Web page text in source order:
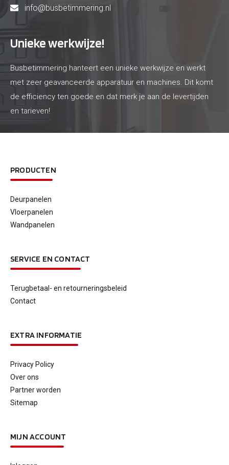
info@busbetimmering.nl
Unieke werkwijze!
Busbetimmering hanteert een unieke werkwijze en werkt
met zeer geavanceerde apparatuur en machines. Dit komt
de efficiency ten goede en dat merk je aan de levertijden
en tarieven!
PRODUCTEN
Deurpanelen
Vloerpanelen
Wandpanelen
SERVICE EN CONTACT
Terugbetaal- en retourneringsbeleid
Contact
EXTRA INFORMATIE
Privacy Policy
Over ons
Partner worden
Sitemap
MIJN ACCOUNT